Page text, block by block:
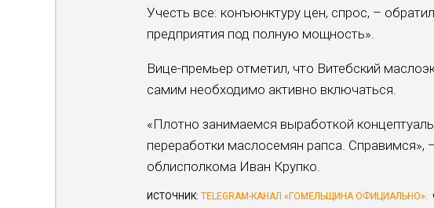
Учесть все: конъюнктуру цен, спрос, –
предприятия под полную мощность».
Вице-премьер отметил, что Витебский
самим необходимо активно включаться.
«Плотно занимаемся выработкой
переработки маслосемян рапса. Справимся»,
облисполкома Иван Крупко.
ИСТОЧНИК: TELEGRAM-КАНАЛ «ГОМЕЛЬЩИНА ОФИЦИАЛЬНО».